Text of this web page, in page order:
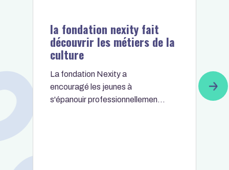
la fondation nexity fait
découvrir les métiers de la
culture
La fondation Nexity a
encouragé les jeunes à
s'épanouir professionnellement